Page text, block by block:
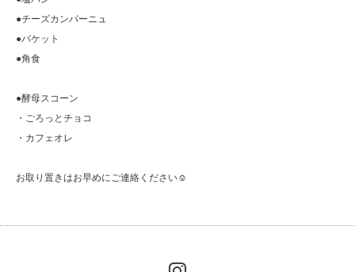
●チーズカンパーニュ
●バケット
●角食
●酵母スコーン
・ごろっとチョコ
・カフェオレ
お取り置きはお早めにご連絡ください☺︎